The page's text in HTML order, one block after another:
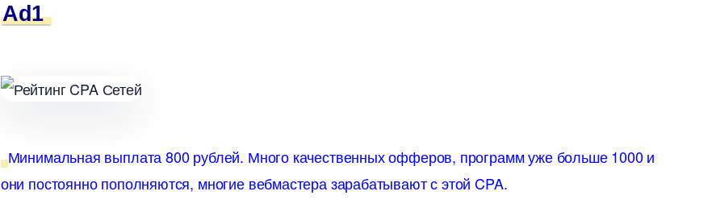
Ad1
Минимальная выплата 800 рублей. Много качественных офферов, программ уже больше 1000 и
они постоянно пополняются, многие вебмастера зарабатывают с этой CPA.